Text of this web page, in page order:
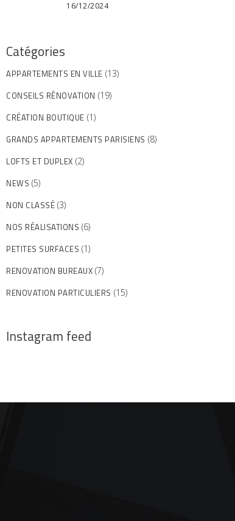
16/12/2024
Catégories
APPARTEMENTS EN VILLE (13)
CONSEILS RÉNOVATION (19)
CRÉATION BOUTIQUE (1)
GRANDS APPARTEMENTS PARISIENS (8)
LOFTS ET DUPLEX (2)
NEWS (5)
NON CLASSÉ (3)
NOS RÉALISATIONS (6)
PETITES SURFACES (1)
RENOVATION BUREAUX (7)
RENOVATION PARTICULIERS (15)
Instagram feed